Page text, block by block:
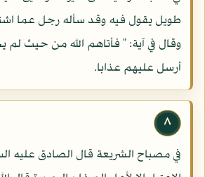
طويل يقول فيه وقد سأله رجل عما
وقال في آية: " فأتاهم الله من حيث لم
أرسل عليهم عذابا.
٨
في مصباح الشريعة قال الصادق عليه